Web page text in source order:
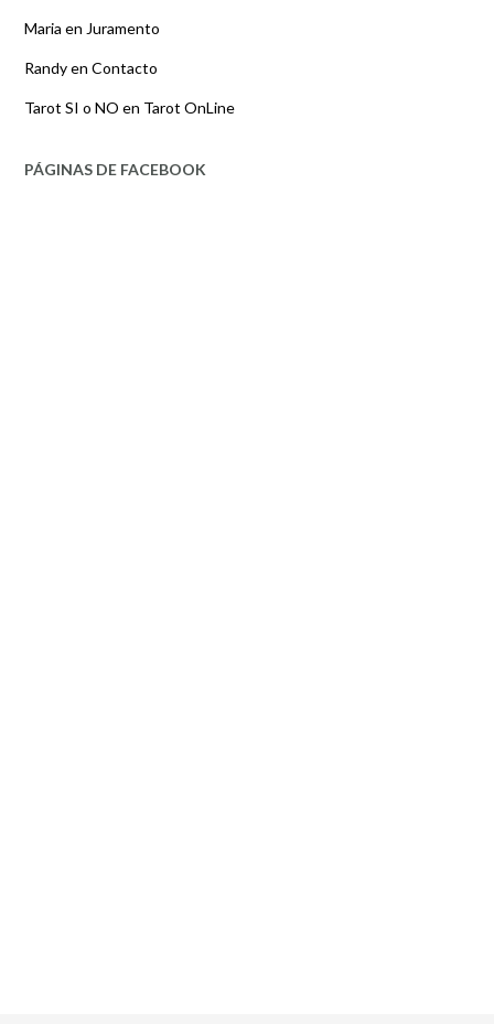
Maria en Juramento
Randyen Contacto
Tarot SI o NO en Tarot OnLine
PÁGINAS DE FACEBOOK